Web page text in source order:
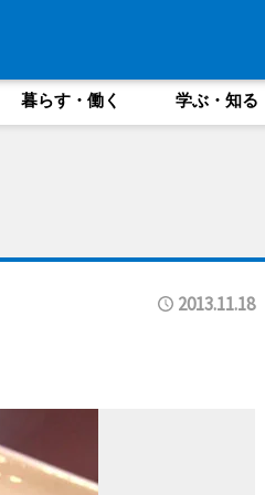
暮らす・働く 学ぶ・知る
2013.11.18